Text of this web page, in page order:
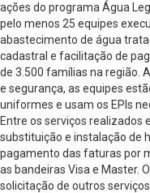
ações do programa Água
pelo menos 25 equipes
abastecimento de água
cadastral e facilitação de
de 3.500 famílias na região.
e segurança, as equipes
uniformes e usam os EPIs
Entre os serviços realizados
substituição e instalação de
pagamento das faturas por
as bandeiras Visa e Master.
solicitação de outros